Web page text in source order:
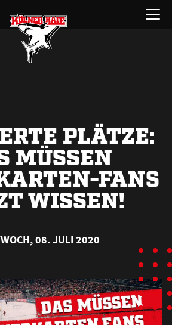
Menü
öffnen
PLÄTZE:
MÜSSEN
FANS
WISSEN!
08. JULI 2020